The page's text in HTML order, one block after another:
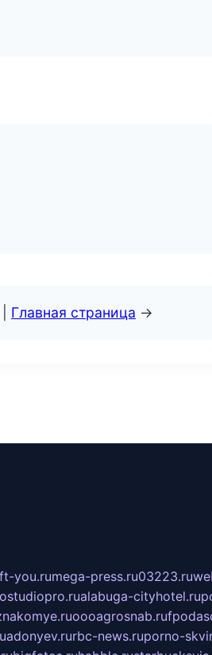
Главная страница →
you.rumega-press.ru03223.ru
alabuga-cityhotel.ru
oooagrosnab.ru
adonyev.rurbc-news.ruporno-